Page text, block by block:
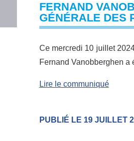
FERNAND
GÉNÉRALE DES
Ce mercredi 10 juillet
Fernand Vanobberghen a
Lire le communiqué
PUBLIÉ LE 19 JUILLET